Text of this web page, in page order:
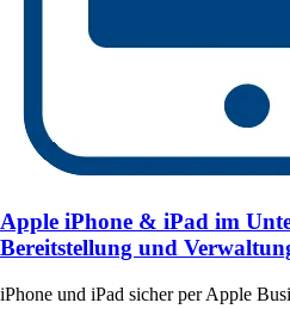
Apple iPhone & iPad im
Bereitstellung und
iPhone und iPad sicher per Apple